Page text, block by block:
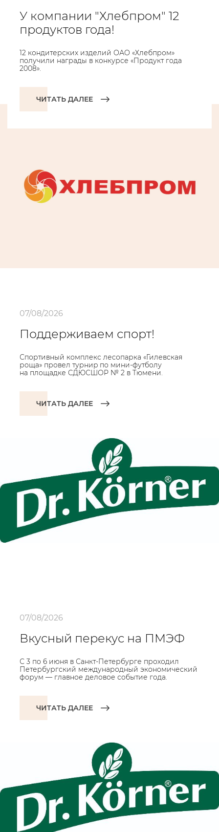
У компании "Хлебпром" 12
продуктов года!
12 кондитерских изделий ОАО «Хлебпром»
получили награды в конкурсе «Продукт года
2008».
ЧИТАТЬ ДАЛЕЕ
07/08/2026
Поддерживаем спорт!
Спортивный комплекс лесопарка «Гилевская
роща» провел турниp по мини‑футболу
на площадке СДЮСШОР № 2 в Тюмени.
ЧИТАТЬ ДАЛЕЕ
07/08/2026
Вкусный перекус на ПМЭФ
С 3 по 6 июня в Санкт-Петербурге проходил
Петербургский международный экономический
форум — главное деловое событие года.
ЧИТАТЬ ДАЛЕЕ